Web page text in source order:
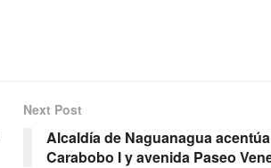
Next Post
Alcaldía de Naguanagua
Carabobo I y avenida Paseo